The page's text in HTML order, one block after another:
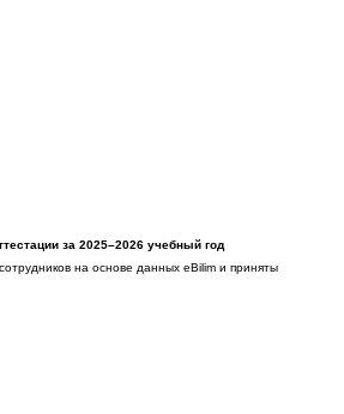
за 2025–2026 учебный год
на основе данных eBilim и приняты